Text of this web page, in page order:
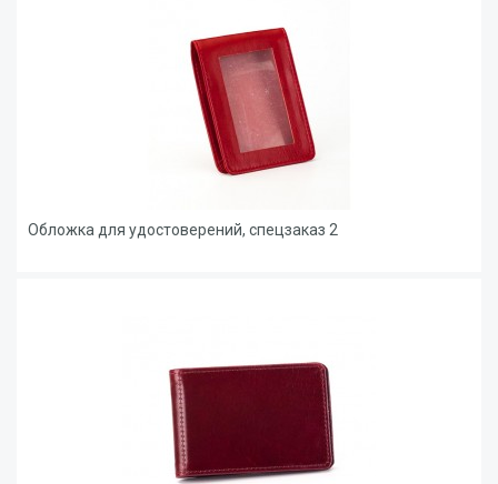
Обложка для удостоверений, спецзаказ 2